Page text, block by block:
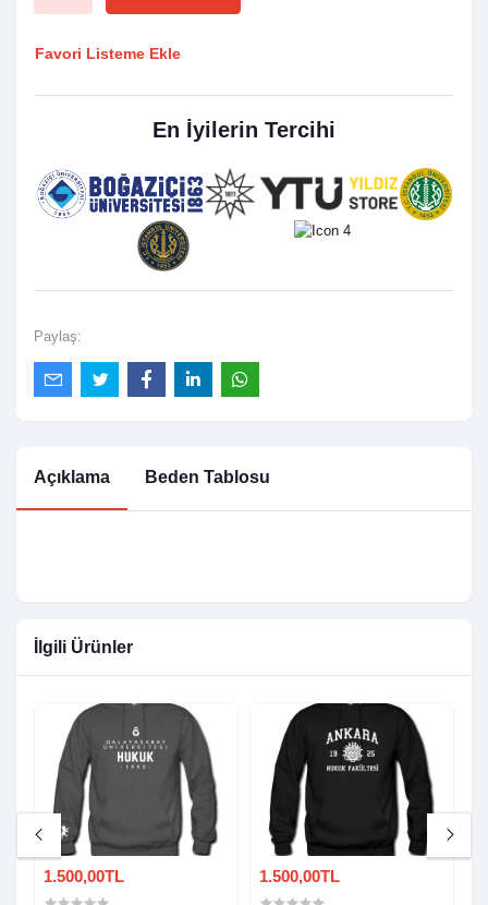
Favori Listeme Ekle
En İyilerin Tercihi
Paylaş:
Açıklama Beden Tablosu
İlgili Ürünler
1.500,00TL 1.500,00TL